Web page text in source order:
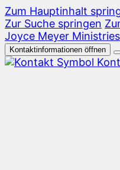
Zum Hauptinhalt
Zur Suche springen
Joyce Meyer Ministries
Kontaktinformationen öffnen